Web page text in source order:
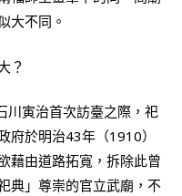
大不同。
？
川寅治首次訪臺之際，祀
府於明治43年（1910）
藉由道路拓寬，拆除此曾
典」尊崇的官立武廟，不